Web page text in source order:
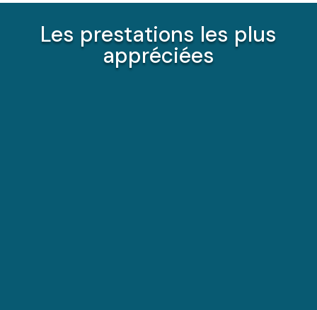
Les prestations les plus
appréciées